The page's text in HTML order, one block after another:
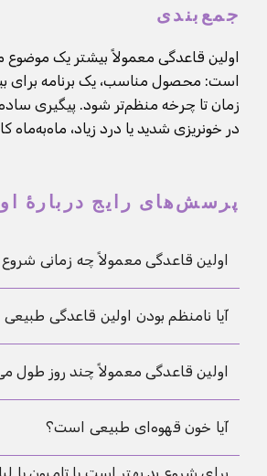
جمع‌بندی
اولین قاعدگی معمولاً بیشتر یک موضوع
است: محصول مناسب، یک برنامه برای
زمان تا چرخه منظم‌تر شود. پیگیری
در خونریزی شدید یا درد زیاد، ماه‌به‌ماه
پرسش‌های رایج دربارهٔ
اولین قاعدگی معمولاً چه زمانی
برای خیلی‌ها حدود ۱۲
است. اگر نگرانی جدی وجود دارد، یک
می‌تواند آرامش‌بخش‌تر باشد.
آیا نامنظم بودن اولین قاعدگی
بله، نامنظمی در شروع رایج است چون
خونریزی بسیار شدید، سرگیجه یا درد
اولین قاعدگی معمولاً چند روز طول
برای بسیاری چند روز طول می‌کشد،
آیا خون قهوه‌ای طبیعی است؟